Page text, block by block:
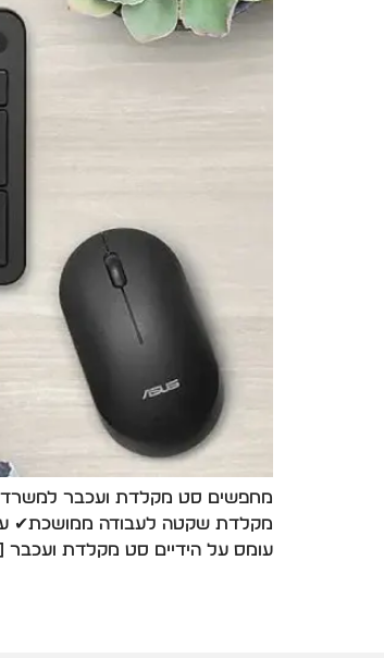
מחפשים סט מקלדת ועכבר למשרד
מקלדת שקטה לעבודה ממושכת✔
עומס על הידיים סט מקלדת ועכבר